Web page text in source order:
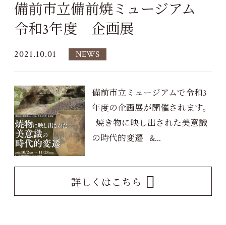
備前市立備前焼ミュージアム
令和3年度 企画展
2021.10.01 NEWS
備前市立ミュージアムで令和3
年度の企画展が開催されます。
焼き物に映し出された美意識
の時代的変遷 &...
詳しくはこちら